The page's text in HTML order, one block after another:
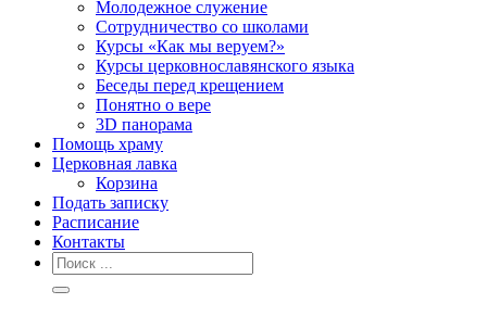
Молодежное служение
Сотрудничество со школами
Курсы «Как мы веруем?»
Курсы церковнославянского языка
Беседы перед крещением
Понятно о вере
3D панорама
Помощь храму
Церковная лавка
Корзина
Подать записку
Расписание
Контакты